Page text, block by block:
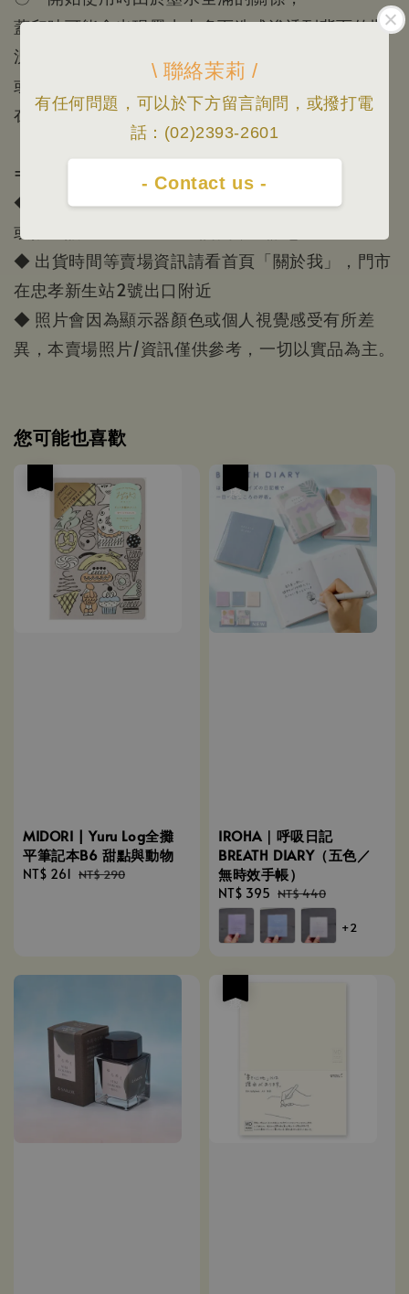
\ 聯絡茉莉 /
有任何問題，可以於下方留言詢問，或撥打電
話：(02)2393-2601
- Contact us -
蓋印時可能會出現墨水太多而造成滲透到背面的狀
況。
或是蓋太大力而造成滲透到背面的狀況。
在正式蓋印之前請先試著在其他同款紙上試蓋。
=====================================
◆ 下標前，請先私訊詢問需要的款式是否有現貨；
或撥電話02-23932601詢問，感謝您。
◆ 出貨時間等賣場資訊請看首頁「關於我」，門市
在忠孝新生站2號出口附近
◆ 照片會因為顯示器顏色或個人視覺感受有所差
異，本賣場照片/資訊僅供參考，一切以實品為主。
您可能也喜歡
MIDORI | Yuru Log全攤
平筆記本B6 甜點與動物
Sale
NT$ 261 Regular
NT$ 290
IROHA｜呼吸日記
BREATH DIARY（五色／
無時效手帳）
Sale
price
NT$ 395 Regular
price
NT$ 440
+2